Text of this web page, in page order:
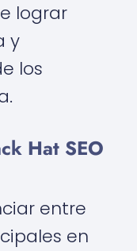
lograr
y
los
Hat SEO
entre
en